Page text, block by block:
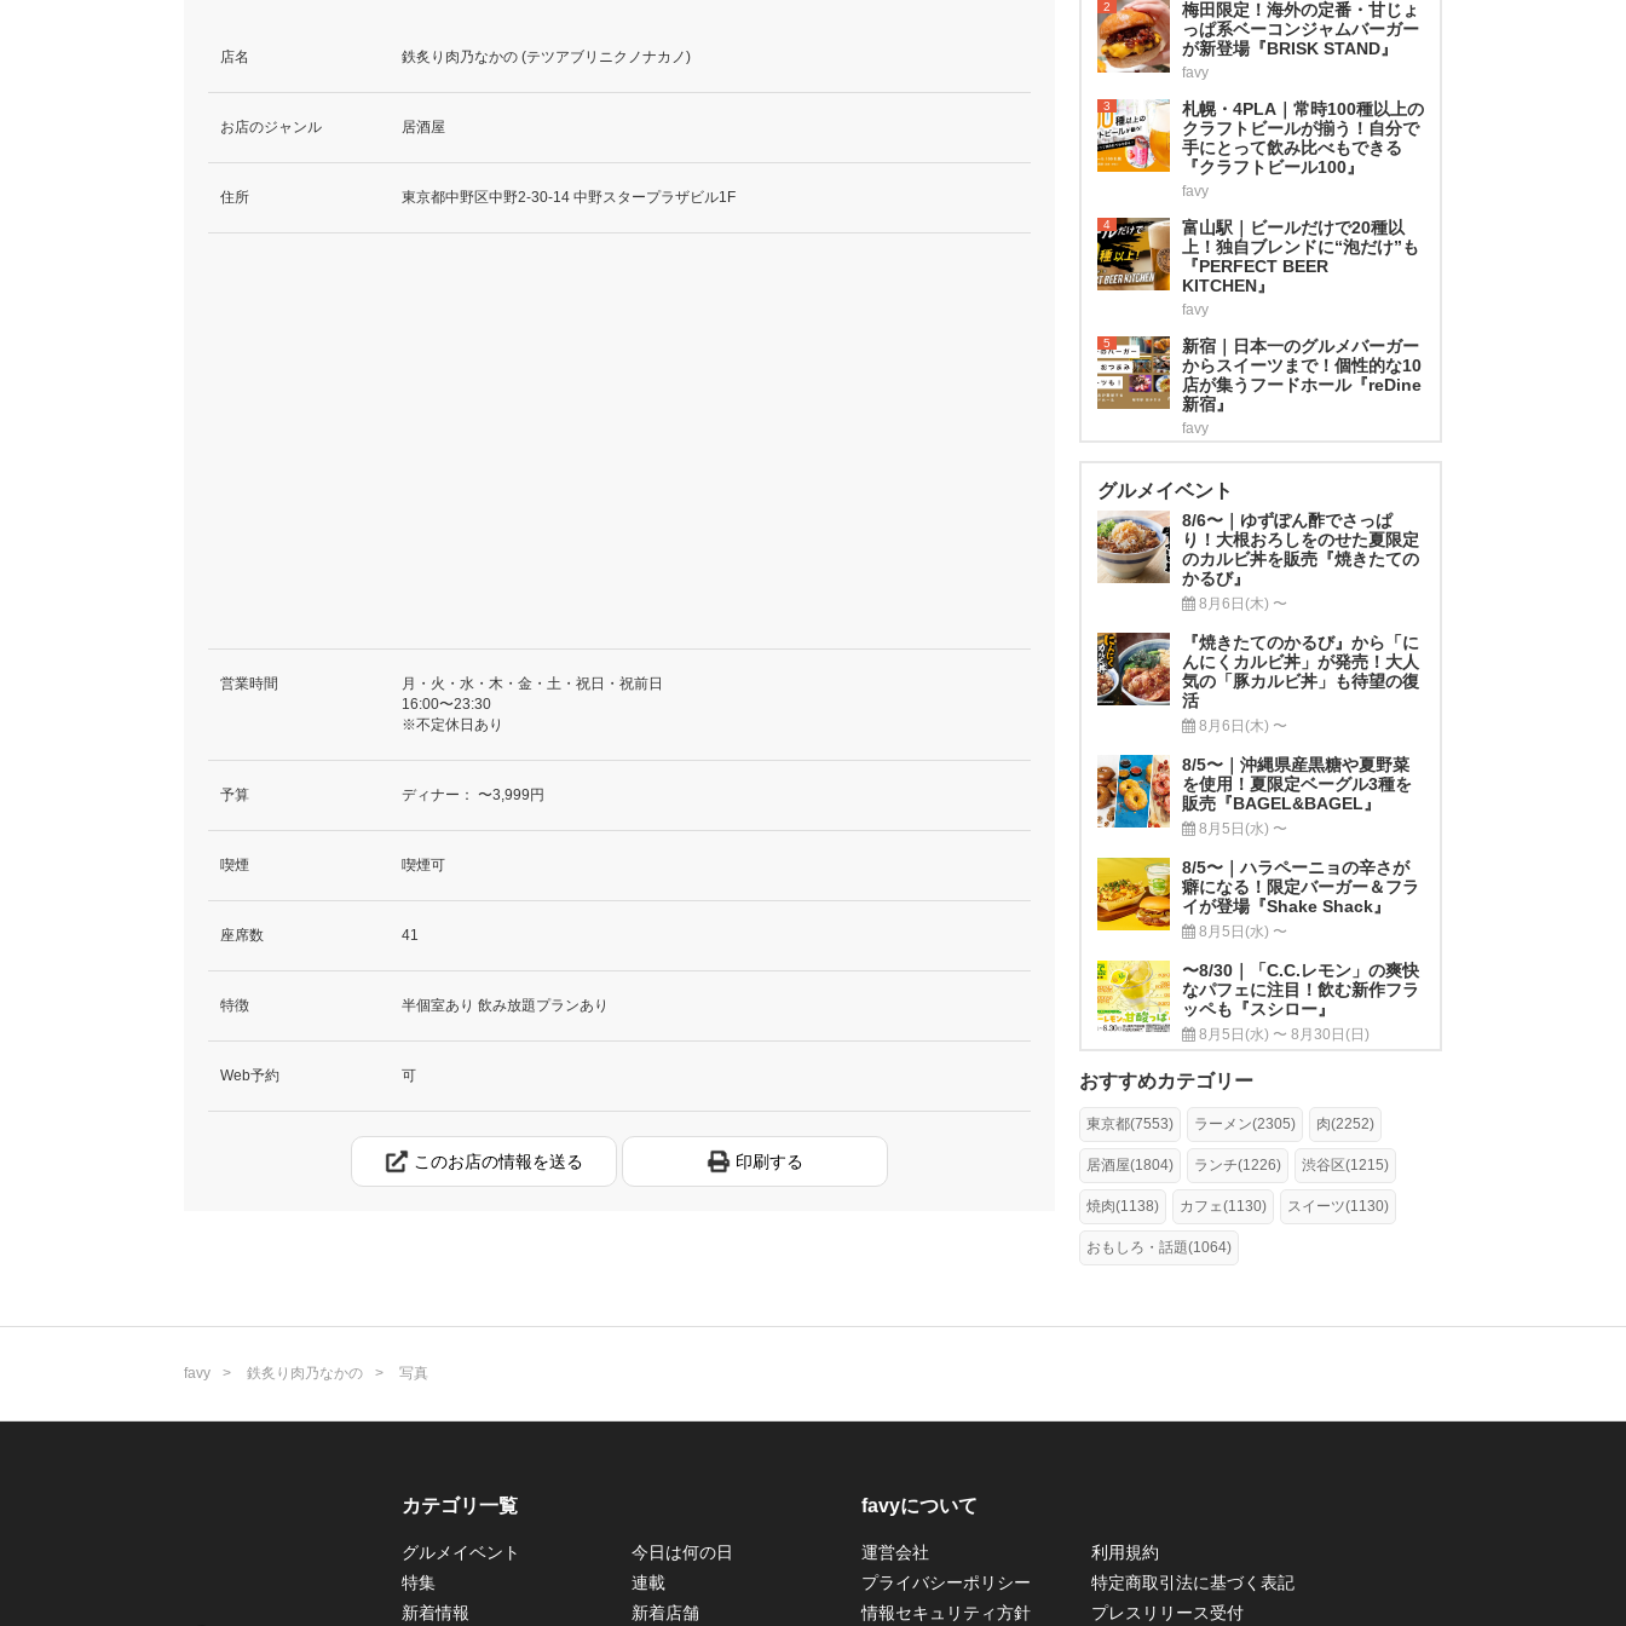
店名 鉄炙り肉乃なかの (テツアブリニクノナカノ)
お店のジャンル 居酒屋
住所 東京都中野区中野2-30-14 中野スタープラザビル1F
営業時間
月・火・水・木・金・土・祝日・祝前日
16:00〜23:30
※不定休日あり
予算 ディナー： 〜3,999円
喫煙 喫煙可
座席数 41
特徴 半個室あり 飲み放題プランあり
Web予約 可
このお店の情報を送る 印刷する
2
梅田限定！海外の定番・甘じょ
っぱ系ベーコンジャムバーガー
が新登場『BRISK STAND』
favy
3
札幌・4PLA｜常時100種以上の
クラフトビールが揃う！自分で
手にとって飲み比べもできる
『クラフトビール100』
favy
4
富山駅｜ビールだけで20種以
上！独自ブレンドに“泡だけ”も
『PERFECT BEER
KITCHEN』
favy
5
新宿｜日本一のグルメバーガー
からスイーツまで！個性的な10
店が集うフードホール『reDine
新宿』
favy
グルメイベント
8/6〜｜ゆずぽん酢でさっぱ
り！大根おろしをのせた夏限定
のカルビ丼を販売『焼きたての
かるび』
8月6日(木) 〜
『焼きたてのかるび』から「に
んにくカルビ丼」が発売！大人
気の「豚カルビ丼」も待望の復
活
8月6日(木) 〜
8/5〜｜沖縄県産黒糖や夏野菜
を使用！夏限定ベーグル3種を
販売『BAGEL&BAGEL』
8月5日(水) 〜
8/5〜｜ハラペーニョの辛さが
癖になる！限定バーガー＆フラ
イが登場『Shake Shack』
8月5日(水) 〜
〜8/30｜「C.C.レモン」の爽快
なパフェに注目！飲む新作フラ
ッペも『スシロー』
8月5日(水) 〜 8月30日(日)
おすすめカテゴリー
東京都(7553) ラーメン(2305) 肉(2252)
居酒屋(1804) ランチ(1226) 渋谷区(1215)
焼肉(1138) カフェ(1130) スイーツ(1130)
おもしろ・話題(1064)
favy 鉄炙り肉乃なかの 写真
カテゴリ一覧
グルメイベント
今日は何の日
特集
連載
新着情報
新着店舗
favyについて
運営会社
利用規約
プライバシーポリシー
特定商取引法に基づく表記
情報セキュリティ方針
プレスリリース受付